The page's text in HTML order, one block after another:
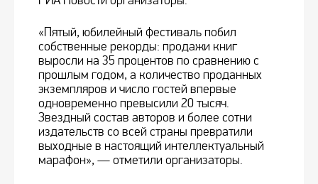
«Пятый, юбилейный фестиваль побил
собственные рекорды: продажи книг
выросли на 35 процентов по сравнению с
прошлым годом, а количество проданных
экземпляров и число гостей впервые
одновременно превысили 20 тысяч.
Звездный состав авторов и более сотни
издательств со всей страны превратили
выходные в настоящий интеллектуальный
марафон», — отметили организаторы.